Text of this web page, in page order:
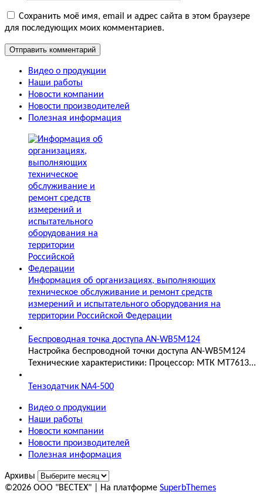
Сохранить моё имя, email и адрес сайта в этом браузере
для последующих моих комментариев.
Видео о продукции
Наши работы
Новости компании
Новости производителей
Полезная информация
Информация об организациях, выполняющих
техническое обслуживание и ремонт средств
измерений и испытательного оборудования на
территории Российской Федерации
Беспроводная точка доступа AN-WB5M124
Настройка беспроводной точки доступа AN-WB5M124
Технические характеристики: Процессор: МТК MT7613...
Тензодатчик NA4-500
Видео о продукции
Наши работы
Новости компании
Новости производителей
Полезная информация
Архивы
©2026 ООО "ВЕСТЕХ"
| На платформе SuperbThemes